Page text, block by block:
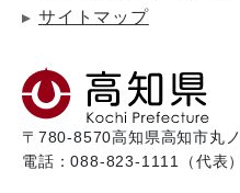
サイトマップ
〒780-8570高知県高知市丸
電話：088-823-1111（代表